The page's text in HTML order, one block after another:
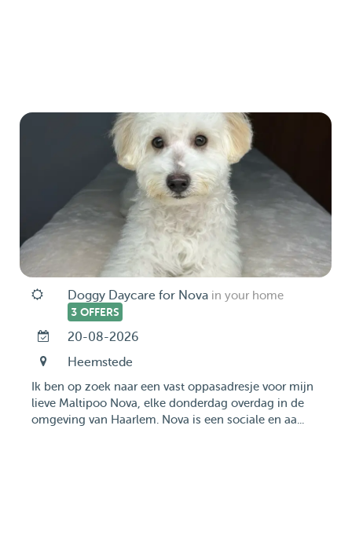
Doggy Daycare for Nova in your home
3 OFFERS
20-08-2026
Heemstede
Ik ben op zoek naar een vast oppasadresje voor mijn
lieve Maltipoo Nova, elke donderdag overdag in de
omgeving van Haarlem. Nova is een sociale en aa...